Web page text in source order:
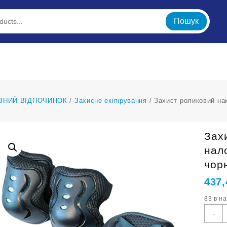
Пошук
ВІДПОЧИНОК / Захисне екіпірування / Захист роликовий
83 в
-